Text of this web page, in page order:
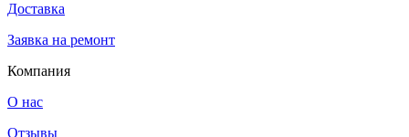
Доставка
Заявка на ремонт
Компания
О нас
Отзывы